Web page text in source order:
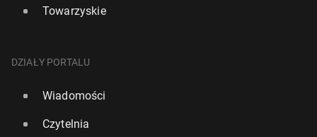
Towarzyskie
DZIAŁY PORTALU
Wiadomości
Czytelnia